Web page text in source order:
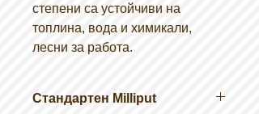
степени са устойчиви на
топлина, вода и химикали,
лесни за работа.
Стандартен Milliput